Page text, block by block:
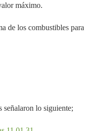
máximo.
de los combustibles para
señalaron lo siguiente;